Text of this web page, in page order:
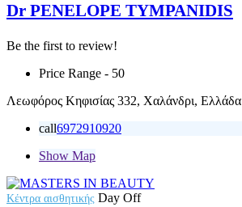
Dr PENELOPE TYMPANIDIS
Be the first to review!
Price Range - 50
Λεωφόρος Κηφισίας 332, Χαλάνδρι, Ελλάδα
call6972910920
Show Map
Κέντρα αισθητικής Day Off